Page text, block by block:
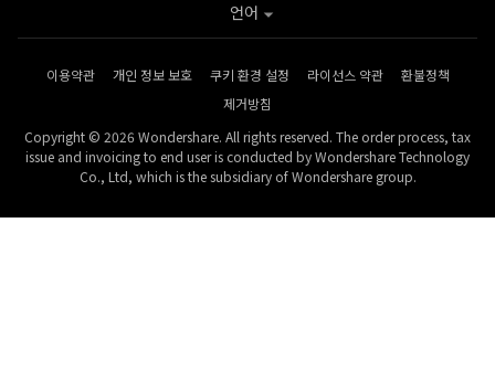
이용약관 개인 정보 보호 쿠키 환경 설정 라이선스 약관
환불정책
제거방침
Copyright © 2026 Wondershare. All rights reserved. The order process, tax
issue and invoicing to end user is conducted by Wondershare Technology
Co., Ltd, which is the subsidiary of Wondershare group.
언어